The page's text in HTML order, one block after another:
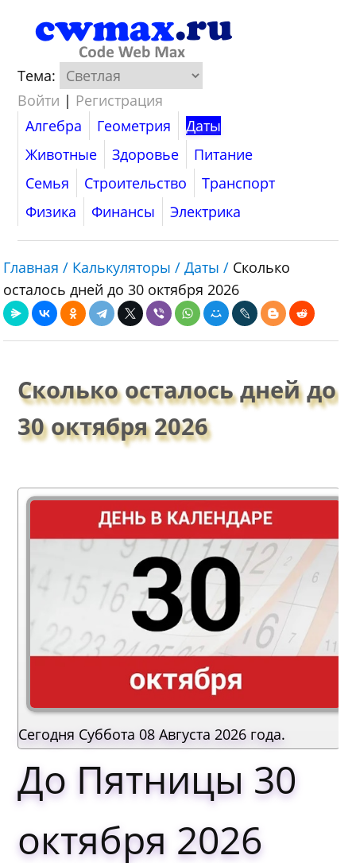
Тема:
Войти | Регистрация
Алгебра
Геометрия
Даты
Животные
Здоровье
Питание
Семья
Строительство
Транспорт
Физика
Финансы Электрика
Главная / Калькуляторы /Даты / Сколько
осталось дней до 30 октября 2026
Сколько осталось дней до
30 октября 2026
Сегодня Суббота 08 Августа 2026 года.
До Пятницы 30
октября 2026